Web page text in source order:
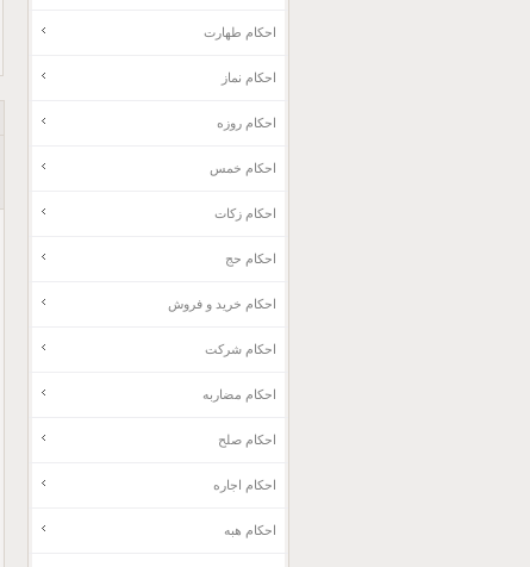
احکام طهارت
احکام نماز
احکام روزه
احکام خمس
احکام زکات
احکام حج
احکام خرید و فروش
احکام شرکت
احکام مضاربه
احکام صلح
احکام اجاره
احکام هبه